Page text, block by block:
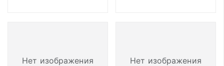
Нет изображения Нет изображения